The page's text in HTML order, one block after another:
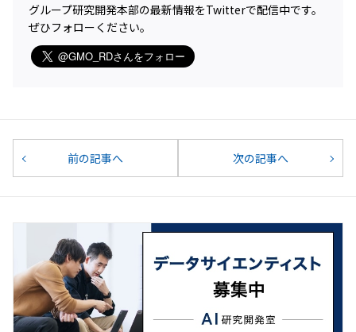
グループ研究開発本部の最新情報をTwitterで配信中です。
ぜひフォローください。
前の記事へ 次の記事へ